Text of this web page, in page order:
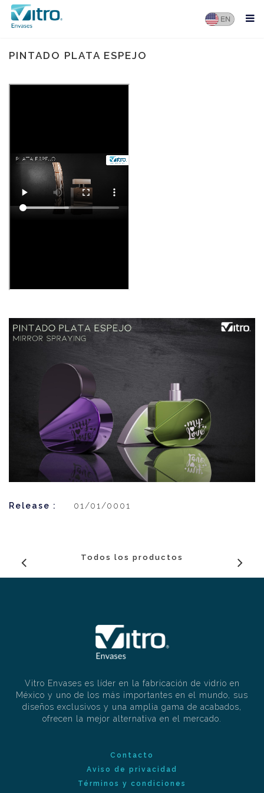
PINTADO PLATA ESPEJO
Release : 01/01/0001
Todos los productos
Vitro Envases es líder en la fabricación de vidrio en
México y uno de los más importantes en el mundo, sus
diseños exclusivos y una amplia gama de acabados,
ofrecen la mejor alternativa en el mercado.
Contacto
Aviso de privacidad
Términos y condiciones